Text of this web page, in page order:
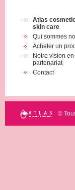
Atlas
skin care
Qui sommes
Acheter un
Notre vision en
partenariat
Contact
©